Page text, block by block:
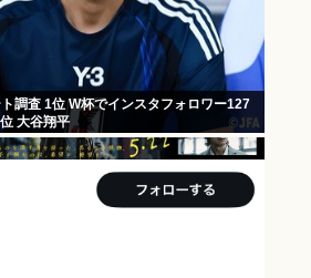
調査 1位 W杯でインスタフォロワー127
大谷翔平